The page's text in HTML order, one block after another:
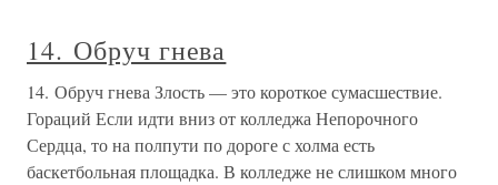
14. Обруч гнева
14. Обруч гнева Злость — это короткое сумасшествие.
Гораций Если идти вниз от колледжа Непорочного
Сердца, то на полпути по дороге с холма есть
баскетбольная площадка. В колледже не слишком много